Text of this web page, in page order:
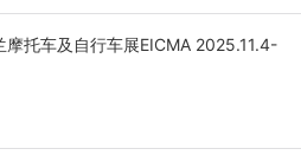
摩托车及自行车展EICMA 2025.11.4-